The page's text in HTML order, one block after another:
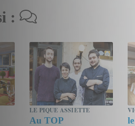
:
LE PIQUE ASSIETTE
Au TOP